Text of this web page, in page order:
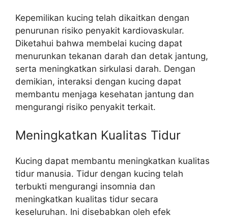
Kepemilikan kucing telah dikaitkan dengan
penurunan risiko penyakit kardiovaskular.
Diketahui bahwa membelai kucing dapat
menurunkan tekanan darah dan detak jantung,
serta meningkatkan sirkulasi darah. Dengan
demikian, interaksi dengan kucing dapat
membantu menjaga kesehatan jantung dan
mengurangi risiko penyakit terkait.
Meningkatkan Kualitas Tidur
Kucing dapat membantu meningkatkan kualitas
tidur manusia. Tidur dengan kucing telah
terbukti mengurangi insomnia dan
meningkatkan kualitas tidur secara
keseluruhan. Ini disebabkan oleh efek